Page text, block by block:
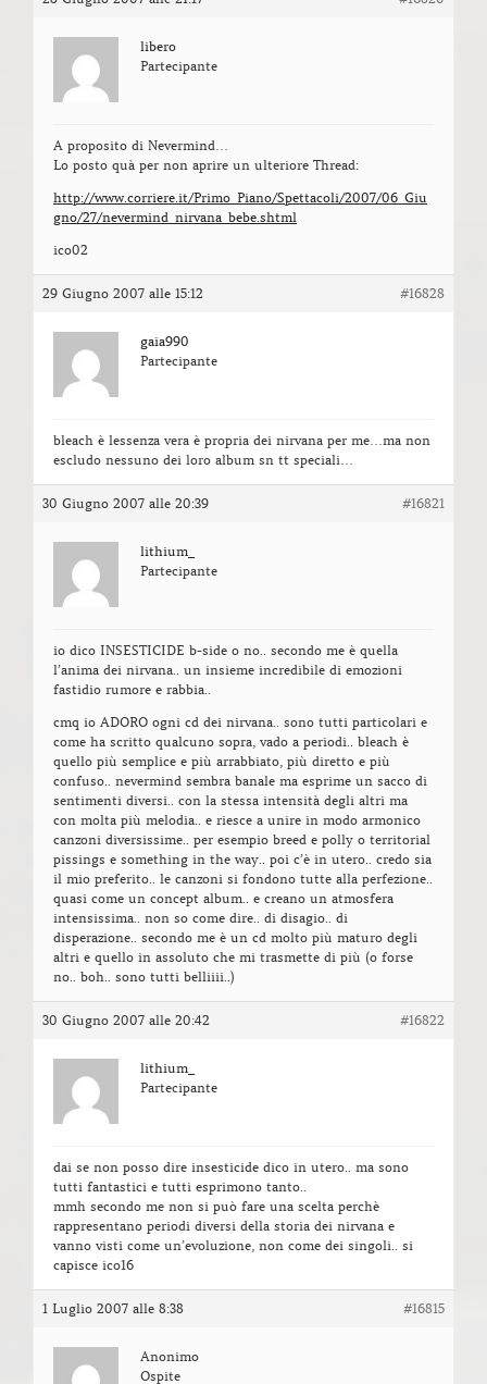
libero
Partecipante
A proposito di Nevermind…
Lo posto quà per non aprire un ulteriore Thread:
http://www.corriere.it/Primo_Piano/Spettacoli/2007/06_Giu
gno/27/nevermind_nirvana_bebe.shtml
ico02
29 Giugno 2007 alle 15:12 #16828
gaia990
Partecipante
bleach è lessenza vera è propria dei nirvana per me…ma non
escludo nessuno dei loro album sn tt speciali…
30 Giugno 2007 alle 20:39 #16821
lithium_
Partecipante
io dico INSESTICIDE b-side o no.. secondo me è quella
l’anima dei nirvana.. un insieme incredibile di emozioni
fastidio rumore e rabbia..
cmq io ADORO ogni cd dei nirvana.. sono tutti particolari e
come ha scritto qualcuno sopra, vado a periodi.. bleach è
quello più semplice e più arrabbiato, più diretto e più
confuso.. nevermind sembra banale ma esprime un sacco di
sentimenti diversi.. con la stessa intensità degli altri ma
con molta più melodia.. e riesce a unire in modo armonico
canzoni diversissime.. per esempio breed e polly o territorial
pissings e something in the way.. poi c’è in utero.. credo sia
il mio preferito.. le canzoni si fondono tutte alla perfezione..
quasi come un concept album.. e creano un atmosfera
intensissima.. non so come dire.. di disagio.. di
disperazione.. secondo me è un cd molto più maturo degli
altri e quello in assoluto che mi trasmette di più (o forse
no.. boh.. sono tutti belliiii..)
30 Giugno 2007 alle 20:42 #16822
lithium_
Partecipante
dai se non posso dire insesticide dico in utero.. ma sono
tutti fantastici e tutti esprimono tanto..
mmh secondo me non si può fare una scelta perchè
rappresentano periodi diversi della storia dei nirvana e
vanno visti come un’evoluzione, non come dei singoli.. si
capisce ico16
1 Luglio 2007 alle 8:38 #16815
Anonimo
Ospite